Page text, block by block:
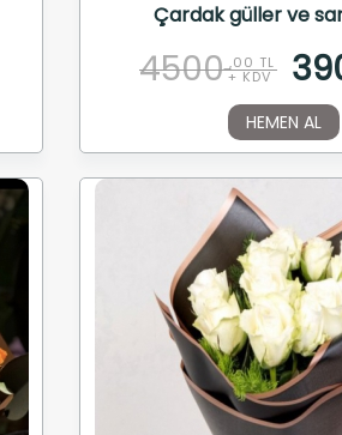
Çardak güller ve
4500 ,00 TL
+ KDV
HEMEN AL